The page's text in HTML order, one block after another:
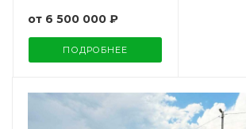
от 6 500 000 ₽
ПОДРОБНЕЕ